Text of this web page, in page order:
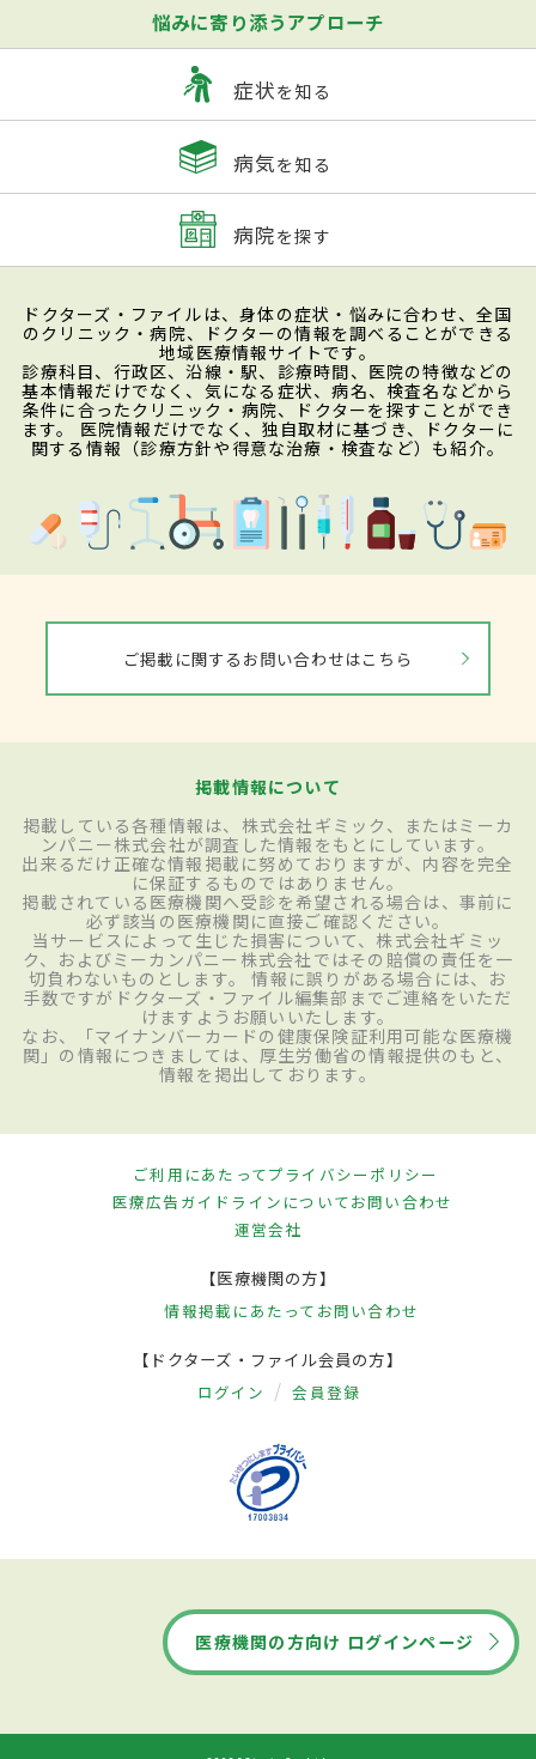
悩みに寄り添うアプローチ
症状を知る
病気を知る
病院を探す
ドクターズ・ファイルは、身体の症状・悩みに合わせ、全国
のクリニック・病院、ドクターの情報を調べることができる
地域医療情報サイトです。
診療科目、行政区、沿線・駅、診療時間、医院の特徴などの
基本情報だけでなく、気になる症状、病名、検査名などから
条件に合ったクリニック・病院、ドクターを探すことができ
ます。 医院情報だけでなく、独自取材に基づき、ドクターに
関する情報（診療方針や得意な治療・検査など）も紹介。
ご掲載に関するお問い合わせはこちら
掲載情報について
掲載している各種情報は、株式会社ギミック、またはミーカ
ンパニー株式会社が調査した情報をもとにしています。
出来るだけ正確な情報掲載に努めておりますが、内容を完全
に保証するものではありません。
掲載されている医療機関へ受診を希望される場合は、事前に
必ず該当の医療機関に直接ご確認ください。
当サービスによって生じた損害について、株式会社ギミッ
ク、およびミーカンパニー株式会社ではその賠償の責任を一
切負わないものとします。 情報に誤りがある場合には、お
手数ですがドクターズ・ファイル編集部までご連絡をいただ
けますようお願いいたします。
なお、「マイナンバーカードの健康保険証利用可能な医療機
関」の情報につきましては、厚生労働省の情報提供のもと、
情報を掲出しております。
ご利用にあたってプライバシーポリシー
医療広告ガイドラインについてお問い合わせ
運営会社
【医療機関の方】
情報掲載にあたって お問い合わせ
【ドクターズ・ファイル会員の方】
ログイン 会員登録
医療機関の方向け ログインページ